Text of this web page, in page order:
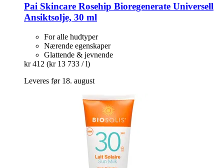
Pai Skincare Rosehip Bioregenerate Universell
Ansiktsolje, 30 ml
For alle hudtyper
Nærende egenskaper
Glattende & jevnende
kr 412 (kr 13 733 / l)
Leveres før 18. august